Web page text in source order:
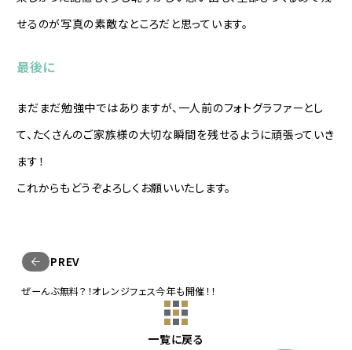
せるのが写真の素敵なところだと思っています。
最後に
まだまだ勉強中ではありますが、一人前のフォトグラファーとし
て、たくさんのご家族様の大切な瞬間を残せるように頑張っていき
ます！
これからもどうぞよろしくお願いいたします。
PREV
ぜーんぶ無料？！オレンジフェス今年も開催！！
一覧に戻る